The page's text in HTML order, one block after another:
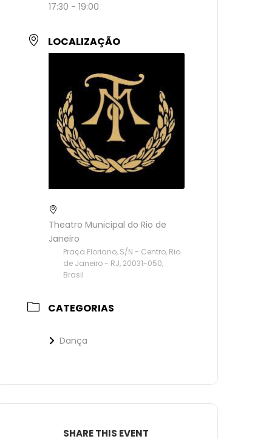
17:30 - 19:00
LOCALIZAÇÃO
Theatro Municipal do Rio de
Janeiro
Praça Floriano, S/N - Centro, Rio
de Janeiro - RJ, 20031-050,
Brasil
CATEGORIAS
Dança
SHARE THIS EVENT